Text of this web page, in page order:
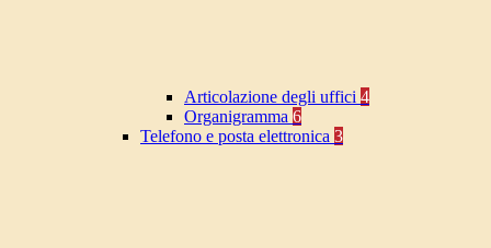
Articolazione degli uffici 4
Organigramma 6
Telefono e posta elettronica 3